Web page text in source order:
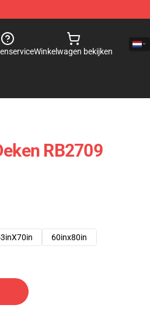
Winkelwagen bekijken
RB2709
60inx80in